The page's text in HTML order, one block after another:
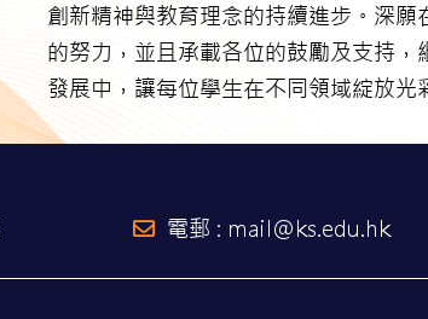
創新精神與教育理念的持續進步。深
的努力，並且承載各位的鼓勵及支持
發展中，讓每位學生在不同領域綻放光
電郵 : mail@ks.edu.hk